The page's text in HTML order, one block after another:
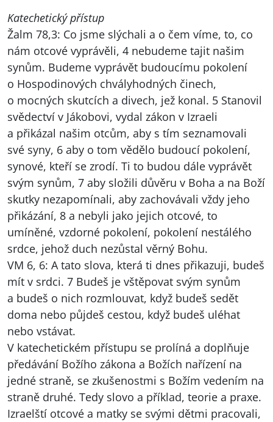
Katechetický přístup
Žalm 78,3: Co jsme slýchali a o čem víme, to, co
nám otcové vyprávěli, 4 nebudeme tajit našim
synům. Budeme vyprávět budoucímu pokolení
o Hospodinových chvályhodných činech,
o mocných skutcích a divech, jež konal. 5 Stanovil
svědectví v Jákobovi, vydal zákon v Izraeli
a přikázal našim otcům, aby s tím seznamovali
své syny, 6 aby o tom vědělo budoucí pokolení,
synové, kteří se zrodí. Ti to budou dále vyprávět
svým synům, 7 aby složili důvěru v Boha a na Boží
skutky nezapomínali, aby zachovávali vždy jeho
přikázání, 8 a nebyli jako jejich otcové, to
umíněné, vzdorné pokolení, pokolení nestálého
srdce, jehož duch nezůstal věrný Bohu.
VM 6, 6: A tato slova, která ti dnes přikazuji, budeš
mít v srdci. 7 Budeš je vštěpovat svým synům
a budeš o nich rozmlouvat, když budeš sedět
doma nebo půjdeš cestou, když budeš uléhat
nebo vstávat.
V katechetickém přístupu se prolíná a doplňuje
předávání Božího zákona a Božích nařízení na
jedné straně, se zkušenostmi s Božím vedením na
straně druhé. Tedy slovo a příklad, teorie a praxe.
Izraelští otcové a matky se svými dětmi pracovali,